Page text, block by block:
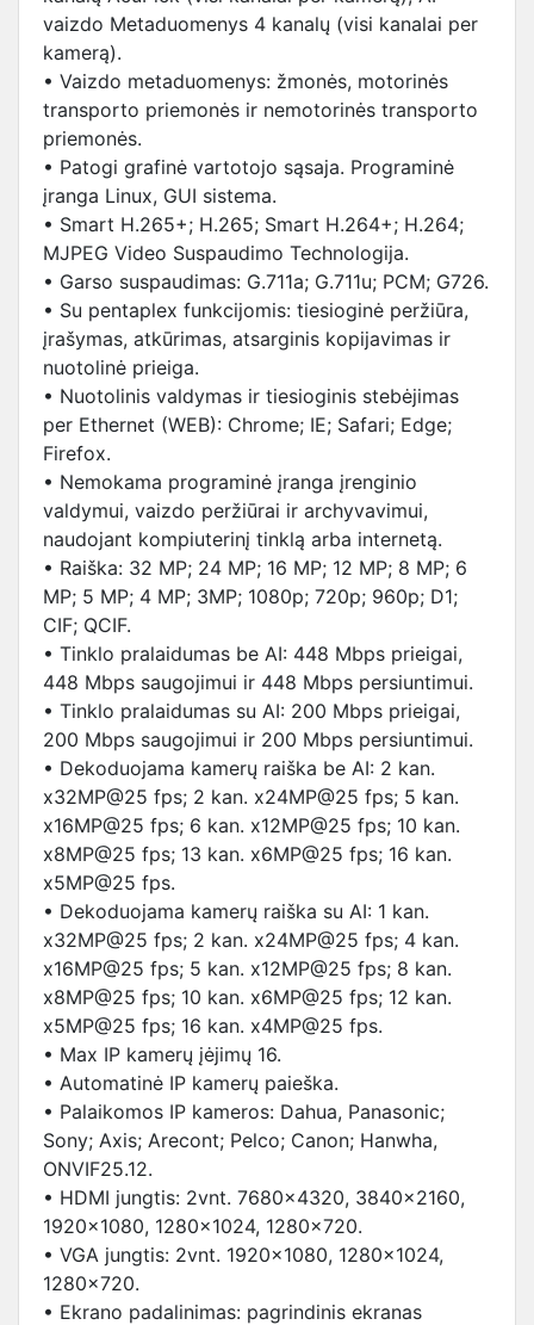
vaizdo Metaduomenys 4 kanalų (visi kanalai per
kamerą).
• Vaizdo metaduomenys: žmonės, motorinės
transporto priemonės ir nemotorinės transporto
priemonės.
• Patogi grafinė vartotojo sąsaja. Programinė
įranga Linux, GUI sistema.
• Smart H.265+; H.265; Smart H.264+; H.264;
MJPEG Video Suspaudimo Technologija.
• Garso suspaudimas: G.711a; G.711u; PCM; G726.
• Su pentaplex funkcijomis: tiesioginė peržiūra,
įrašymas, atkūrimas, atsarginis kopijavimas ir
nuotolinė prieiga.
• Nuotolinis valdymas ir tiesioginis stebėjimas
per Ethernet (WEB): Chrome; IE; Safari; Edge;
Firefox.
• Nemokama programinė įranga įrenginio
valdymui, vaizdo peržiūrai ir archyvavimui,
naudojant kompiuterinį tinklą arba internetą.
• Raiška: 32 MP; 24 MP; 16 MP; 12 MP; 8 MP; 6
MP; 5 MP; 4 MP; 3MP; 1080p; 720p; 960p; D1;
CIF; QCIF.
• Tinklo pralaidumas be AI: 448 Mbps prieigai,
448 Mbps saugojimui ir 448 Mbps persiuntimui.
• Tinklo pralaidumas su AI: 200 Mbps prieigai,
200 Mbps saugojimui ir 200 Mbps persiuntimui.
• Dekoduojama kamerų raiška be AI: 2 kan.
x32MP@25 fps; 2 kan. x24MP@25 fps; 5 kan.
x16MP@25 fps; 6 kan. x12MP@25 fps; 10 kan.
x8MP@25 fps; 13 kan. x6MP@25 fps; 16 kan.
x5MP@25 fps.
• Dekoduojama kamerų raiška su AI: 1 kan.
x32MP@25 fps; 2 kan. x24MP@25 fps; 4 kan.
x16MP@25 fps; 5 kan. x12MP@25 fps; 8 kan.
x8MP@25 fps; 10 kan. x6MP@25 fps; 12 kan.
x5MP@25 fps; 16 kan. x4MP@25 fps.
• Max IP kamerų įėjimų 16.
• Automatinė IP kamerų paieška.
• Palaikomos IP kameros: Dahua, Panasonic;
Sony; Axis; Arecont; Pelco; Canon; Hanwha,
ONVIF25.12.
• HDMI jungtis: 2vnt. 7680×4320, 3840×2160,
1920×1080, 1280×1024, 1280×720.
• VGA jungtis: 2vnt. 1920×1080, 1280×1024,
1280×720.
• Ekrano padalinimas: pagrindinis ekranas